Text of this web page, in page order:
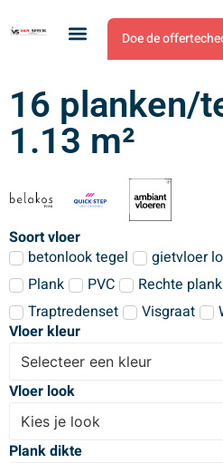
Doe de
16 planken/
1.13 m²
Soort vloer
betonlook tegel
gietvloer
Plank
PVC Rechte plank
Traptredenset
Visgraat
Vloer kleur
Selecteer een kleur
Vloer look
Kies je look
Plank dikte